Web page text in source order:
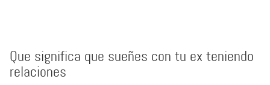
Que significa que sueñes con tu ex teniendo
relaciones